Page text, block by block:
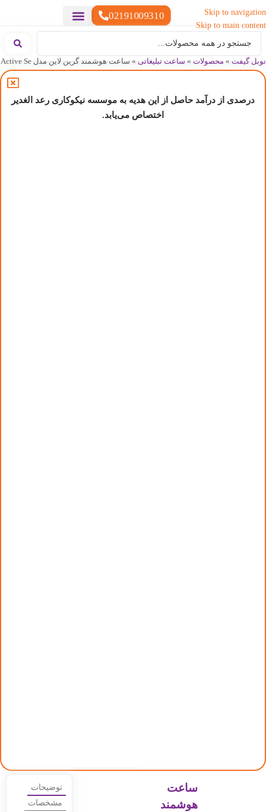
Skip to navigation
Skip to main content
02191009310
نوبل گیفت » محصولات » ساعت تبلیغاتی » ساعت هوشمند گرین لاین مدل Active Se
درصدی از درآمد حاصل از این هدیه به موسسه نیکوکاری رعد الغدیر
اختصاص می‌یابد.
ساعت
هوشمند
توضیحات
مشخصات